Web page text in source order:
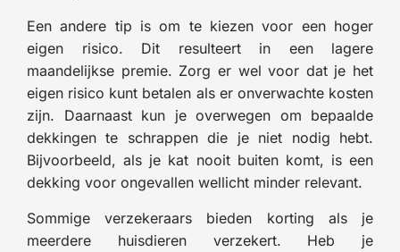
Een andere tip is om te kiezen voor een hoger
eigen risico. Dit resulteert in een lagere
maandelijkse premie. Zorg er wel voor dat je het
eigen risico kunt betalen als er onverwachte kosten
zijn. Daarnaast kun je overwegen om bepaalde
dekkingen te schrappen die je niet nodig hebt.
Bijvoorbeeld, als je kat nooit buiten komt, is een
dekking voor ongevallen wellicht minder relevant.
Sommige verzekeraars bieden korting als je
meerdere huisdieren verzekert. Heb je